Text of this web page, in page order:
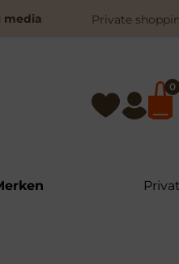
media Private
0